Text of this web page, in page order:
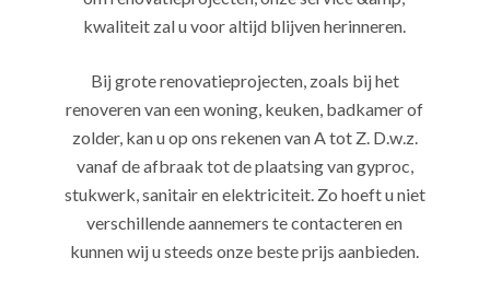
kwaliteit zal u voor altijd blijven herinneren.
Bij grote renovatieprojecten, zoals bij het
renoveren van een woning, keuken, badkamer of
zolder, kan u op ons rekenen van A tot Z. D.w.z.
vanaf de afbraak tot de plaatsing van gyproc,
stukwerk, sanitair en elektriciteit. Zo hoeft u niet
verschillende aannemers te contacteren en
kunnen wij u steeds onze beste prijs aanbieden.